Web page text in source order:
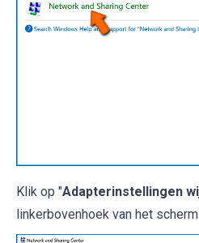
Klik op "Adapterinstellingen
linkerbovenhoek van het scherm: